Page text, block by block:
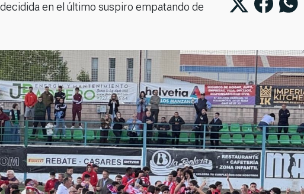
en el último suspiro empatando de